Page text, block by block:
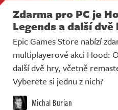
Zdarma pro PC je
Legends a další dvě
Epic Games Store nabízí
multiplayerové akci Hood:
další dvě hry, včetně
Vyberete si jednu z nich?
Michal Burian